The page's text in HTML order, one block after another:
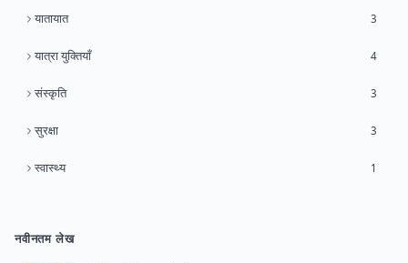
यातायात 3
यात्रा युक्तियाँ 4
संस्कृति 3
सुरक्षा 3
स्वास्थ्य 1
नवीनतम लेख